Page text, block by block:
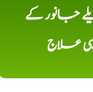
جانور کے
علاج